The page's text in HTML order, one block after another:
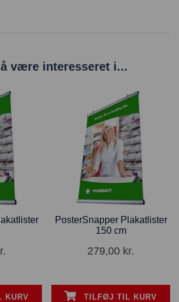
være interesseret i...
KURV
PosterSnapper Plakatlister
150 cm
279,00 kr.
TILFØJ TIL KURV